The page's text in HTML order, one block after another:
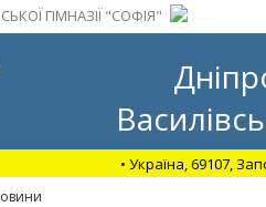
ГІМНАЗІЇ "СОФІЯ"
• Україна, 69107,